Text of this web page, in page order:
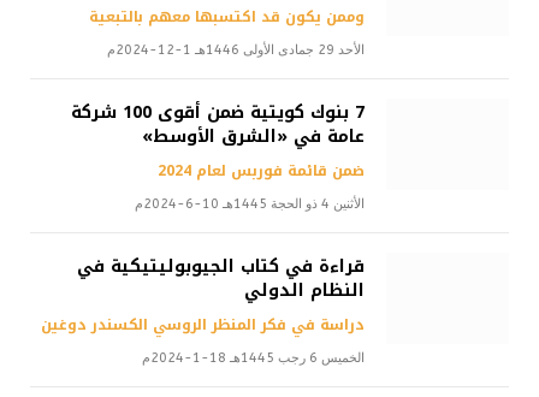
وممن يكون قد اكتسبها معهم بالتبعية
الأحد 29 جمادى الأولى 1446هـ 1-12-2024م
7 بنوك كويتية ضمن أقوى 100 شركة
عامة في «الشرق الأوسط»
ضمن قائمة فوربس لعام 2024
الأثنين 4 ذو الحجة 1445هـ 10-6-2024م
قراءة في كتاب الجيوبوليتيكية في
النظام الدولي
دراسة في فكر المنظر الروسي الكسندر دوغين
الخميس 6 رجب 1445هـ 18-1-2024م